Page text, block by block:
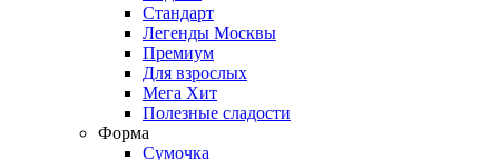
Стандарт
Легенды Москвы
Премиум
Для взрослых
Мега Хит
Полезные сладости
Форма
Сумочка